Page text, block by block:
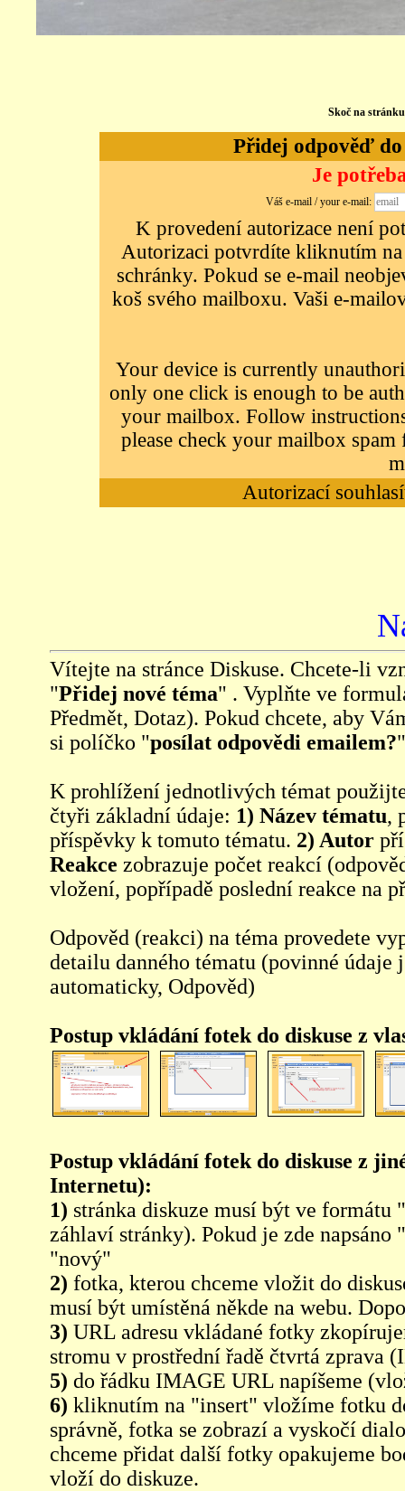
Skoč na
Přidej odpověď
Je
Váš e-mail / your e-mail:
K provedení autorizace není
Autorizaci potvrdíte kliknutím na
schránky. Pokud se e-mail
koš svého mailboxu. Vaši e-
Your device is currently
only one click is enough to be
your mailbox. Follow
please check your mailbox
Autorizací
Vítejte na stránce Diskuse. Chcete-li
"Přidej nové téma" . Vyplňte ve
Předmět, Dotaz). Pokud chcete, aby
si políčko "posílat odpovědi emailem?
K prohlížení jednotlivých témat
čtyři základní údaje: 1) Název tématu,
příspěvky k tomuto tématu. 2) Autor
Reakce zobrazuje počet reakcí
vložení, popřípadě poslední reakce na
Odpověd (reakci) na téma provedete
detailu danného tématu (povinné údaje
automaticky, Odpověd)
Postup vkládání fotek do diskuse z
Postup vkládání fotek do diskuse z
Internetu):
1) stránka diskuze musí být ve
záhlaví stránky). Pokud je zde
"nový"
2) fotka, kterou chceme vložit do
musí být umístěná někde na webu.
3) URL adresu vkládané fotky
stromu v prostřední řadě čtvrtá zprava
5) do řádku IMAGE URL napíšeme
6) kliknutím na "insert" vložíme fotku
správně, fotka se zobrazí a vyskočí
chceme přidat další fotky opakujeme
vloží do diskuze.